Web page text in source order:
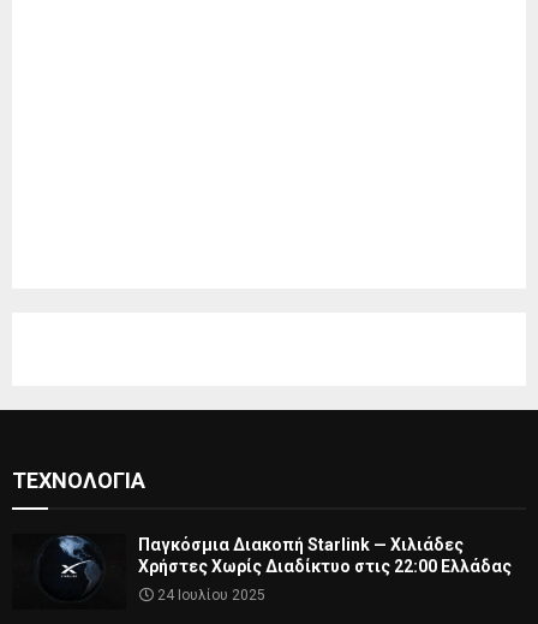
ΤΕΧΝΟΛΟΓΊΑ
Παγκόσμια Διακοπή Starlink — Χιλιάδες
Χρήστες Χωρίς Διαδίκτυο στις 22:00 Ελλάδας
24 Ιουλίου 2025